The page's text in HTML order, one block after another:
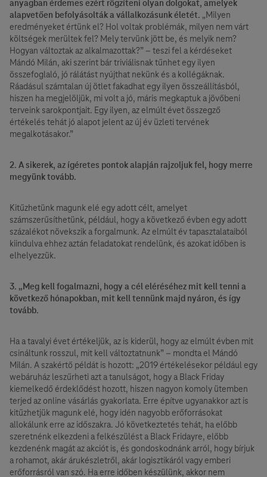
anyagban érdemes ezért rögzíteni olyan dolgokat, amelyek
alapvetően befolyásolták a vállalkozásunk életét. „Milyen
eredményeket értünk el? Hol voltak problémák, milyen nem várt
költségek merültek fel? Mely tervünk jött be, és melyik nem?
Hogyan változtak az alkalmazottak?” – teszi fel a kérdéseket
Mándó Milán, aki szerint bár triviálisnak tűnhet egy ilyen
összefoglaló, jó rálátást nyújthat nekünk és a kollégáknak.
Ráadásul számtalan új ötlet fakadhat egy ilyen összeállításból,
hiszen ha megjelöljük, mi volt a jó, máris megkaptuk a jövőbeni
terveink sarokpontjait. Egy ilyen, az elmúlt évet összegző
értékelés tehát jó alapot jelent az új év üzleti tervének
megalkotásakor.”
2. A sikerek, az ígéretes pontok alapján rajzoljuk fel, hogy merre
megyünk tovább.
Kitűzhetünk magunk elé egy adott célt, amelyet
számszerűsíthetünk, például, hogy a következő évben egy adott
százalékot növekszik a forgalmunk. Az elmúlt év tapasztalataiból
kiindulva ehhez aztán feladatokat rendelünk, és azokat időben is
elhelyezzük.
3. „Meg kell fogalmazni, hogy a cél eléréséhez mit kell tenni a
következő hónapokban, mit kell tennünk majd nyáron, és így
tovább.
Ha a tavalyi évet értékeljük, az is kiderül, hogy az elmúlt évben mit
csináltunk rosszul, mit kell változtatnunk” – mondta el Mándó
Milán. A szakértő példát is hozott: „2019 értékelésekor például egy
webáruház leszűrheti azt a tanulságot, hogy a Black Friday
kiemelkedő érdeklődést hozott, hiszen nagyon komoly ütemben
terjed az online vásárlás gyakorlata. Erre építve ugyanakkor azt is
kitűzhetjük magunk elé, hogy idén nagyobb erőforrásokat
allokálunk erre az időszakra. Jó következtetés tehát, ha előbb
szeretnénk elkezdeni a felkészülést a Black Fridayre, előbb
kezdenénk magát az akciót is, és gondoskodnánk arról, hogy bírjuk
a rohamot, akár árukészletről, akár logisztikáról vagy emberi
erőforrásról van szó. Ha erre időben készülünk, akkor nem